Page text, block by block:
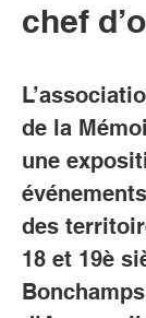
chef
de la
une
des
18 et 19è